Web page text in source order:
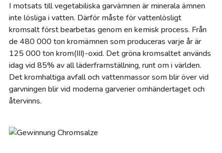
I motsats till vegetabiliska garvämnen är minerala ämnen
inte lösliga i vatten. Därför måste för vattenlösligt
kromsalt först bearbetas genom en kemisk process. Från
de 480 000 ton kromämnen som produceras varje år är
125 000 ton krom(III)-oxid. Det gröna kromsaltet används
idag vid 85% av all läderframställning, runt om i världen.
Det kromhaltiga avfall och vattenmassor som blir över vid
garvningen blir vid moderna garverier omhändertaget och
återvinns.